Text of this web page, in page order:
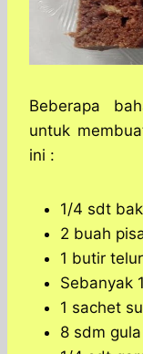
Beberapa
untuk
ini :
1/4 sdt
2 buah
1 butir telur
Sebanyak
1 sachet
8 sdm